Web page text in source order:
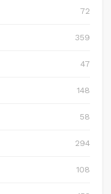
72
359
47
148
58
294
108